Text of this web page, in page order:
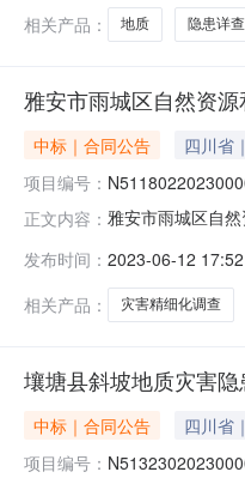
相关产品：
地质 隐患详查
雅安市雨城区自然资
中标｜合同公告 四川省
项目编号：
正文内容： 雅安市雨城区自
细化调查项目五
发布时间： 2023-06-12 17:52
相关产品：
灾害精细化调查
壤塘县斜坡地质灾害
中标｜合同公告 四川省
项目编号：